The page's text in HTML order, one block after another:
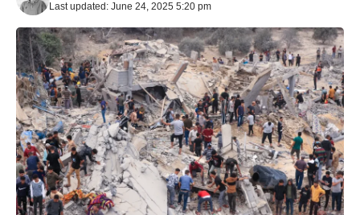
Last updated: June 24, 2025 5:20 pm